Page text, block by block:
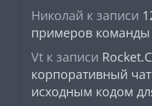
Николай к записи
примеров команды
Vt к записи
корпоративный
исходным кодом